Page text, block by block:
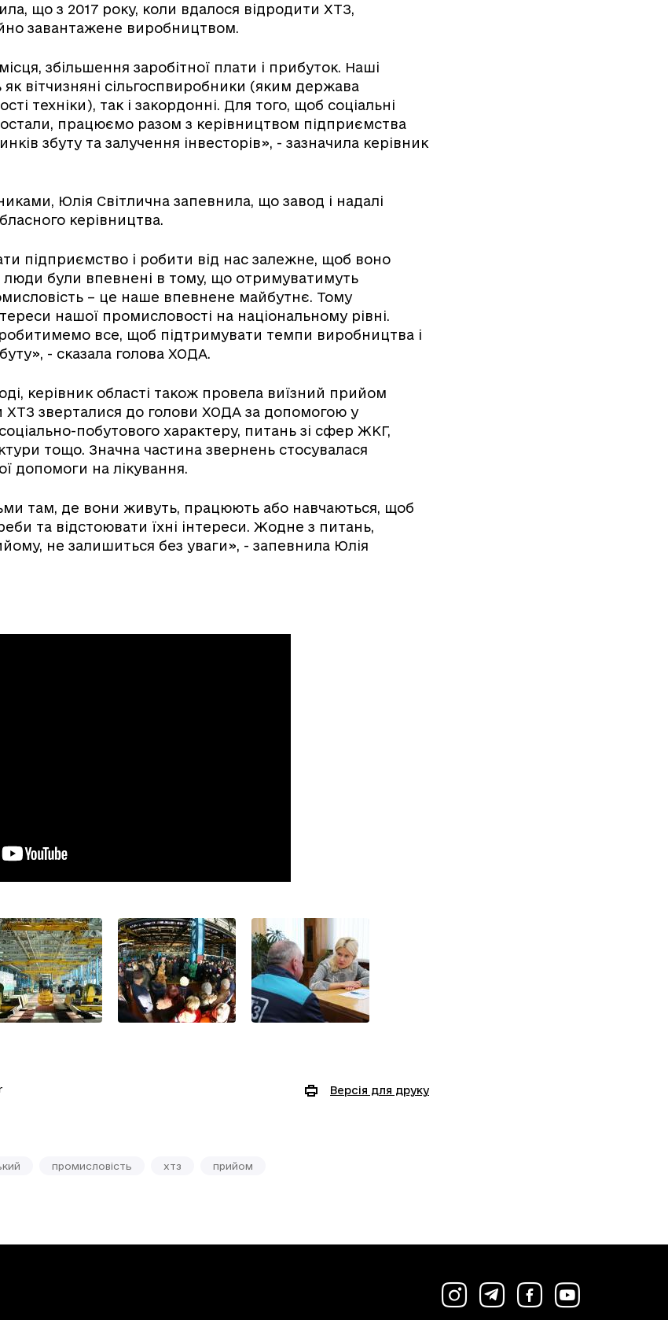
що з 2017 року, коли вдалося відродити ХТЗ,
завантажене виробництвом.
збільшення заробітної плати і прибуток. Наші
вітчизняні сільгоспвиробники (яким держава
техніки), так і закордонні. Для того, щоб соціальні
працюємо разом з керівництвом підприємства
збуту та залучення інвесторів», - зазначила керівник
Юлія Світлична запевнила, що завод і надалі
керівництва.
підприємство і робити від нас залежне, щоб воно
люди були впевнені в тому, що отримуватимуть
– це наше впевнене майбутнє. Тому
нашої промисловості на національному рівні.
все, щоб підтримувати темпи виробництва і
- сказала голова ХОДА.
керівник області також провела виїзний прийом
ХТЗ зверталися до голови ХОДА за допомогою у
побутового характеру, питань зі сфер ЖКГ,
тощо. Значна частина звернень стосувалася
допомоги на лікування.
там, де вони живуть, працюють або навчаються, щоб
та відстоювати їхні інтереси. Жодне з питань,
не залишиться без уваги», - запевнила Юлія
Версія для друку
промисловість хтз прийом